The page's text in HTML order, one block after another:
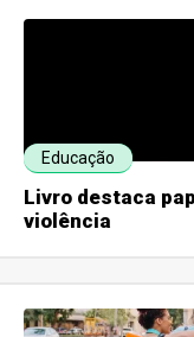
Educação
Livro destaca
violência